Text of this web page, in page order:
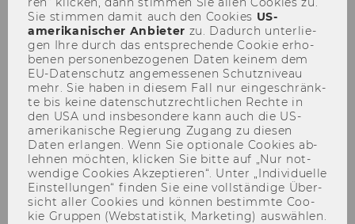
TEILEN TEILEN
03. Oktober 2024
Prä­senz Trai­ning | LC.2.004 | 11:00 -
12:00
Sie stim­men damit auch den Coo­kies US-​
amerikanischer An­bie­ter zu. Da­durch un­ter­lie­
gen Ihre durch das ent­spre­chen­de Coo­kie er­ho­
be­nen per­so­nen­be­zo­ge­nen Daten kei­nem dem
EU-​Datenschutz an­ge­mes­se­nen Schutz­ni­veau
mehr. Sie haben in die­sem Fall nur ein­ge­schränk­
te bis keine da­ten­schutz­recht­li­chen Rech­te in
den USA und ins­be­son­de­re kann auch die US-​
amerikanische Re­gie­rung Zu­gang zu die­sen
Daten er­lan­gen. Wenn Sie op­tio­na­le Coo­kies ab­
leh­nen möch­ten, kli­cken Sie bitte auf „Nur not­
wen­di­ge Coo­kies Ak­zep­tie­ren“. Unter „In­di­vi­du­el­le
Ein­stel­lun­gen“ fin­den Sie eine voll­stän­di­ge Über­
sicht aller Coo­kies und kön­nen be­stimm­te Coo­
kie Grup­pen (Web­sta­tis­tik, Mar­ke­ting) aus­wäh­len.